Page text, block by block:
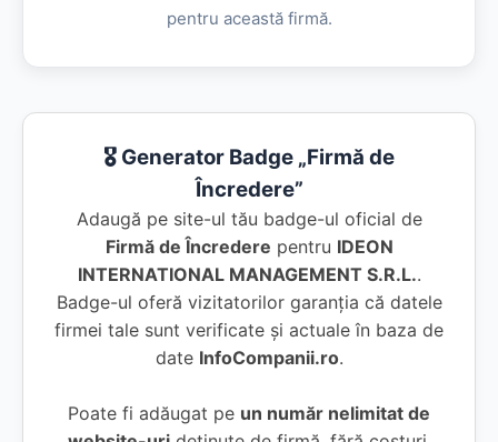
pentru această firmă.
🎖️ Generator Badge „Firmă de
Încredere”
Adaugă pe site-ul tău badge-ul oficial de
Firmă de Încredere pentru IDEON
INTERNATIONAL MANAGEMENT S.R.L..
Badge-ul oferă vizitatorilor garanția că datele
firmei tale sunt verificate și actuale în baza de
date InfoCompanii.ro.
Poate fi adăugat pe un număr nelimitat de